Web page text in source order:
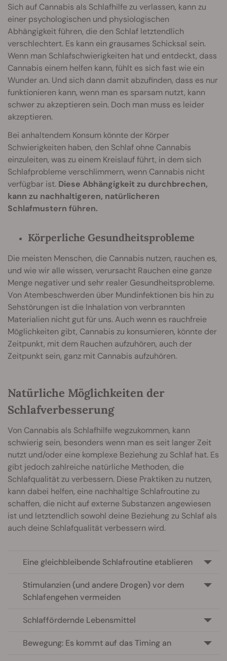
Sich auf Cannabis als Schlafhilfe zu verlassen, kann zu
einer psychologischen und physiologischen
Abhängigkeit führen, die den Schlaf letztendlich
verschlechtert. Es kann ein grausames Schicksal sein.
Wenn man Schlafschwierigkeiten hat und entdeckt, dass
Cannabis einem helfen kann, fühlt es sich fast wie ein
Wunder an. Und sich dann damit abzufinden, dass es nur
funktionieren kann, wenn man es sparsam nutzt, kann
schwer zu akzeptieren sein. Doch man muss es leider
akzeptieren.
Bei anhaltendem Konsum könnte der Körper
Schwierigkeiten haben, den Schlaf ohne Cannabis
einzuleiten, was zu einem Kreislauf führt, in dem sich
Schlafprobleme verschlimmern, wenn Cannabis nicht
verfügbar ist. Diese Abhängigkeit zu durchbrechen,
kann zu nachhaltigeren, natürlicheren
Schlafmustern führen.
Körperliche Gesundheitsprobleme
Die meisten Menschen, die Cannabis nutzen, rauchen es,
und wie wir alle wissen, verursacht Rauchen eine ganze
Menge negativer und sehr realer Gesundheitsprobleme.
Von Atembeschwerden über Mundinfektionen bis hin zu
Sehstörungen ist die Inhalation von verbrannten
Materialien nicht gut für uns. Auch wenn es rauchfreie
Möglichkeiten gibt, Cannabis zu konsumieren, könnte der
Zeitpunkt, mit dem Rauchen aufzuhören, auch der
Zeitpunkt sein, ganz mit Cannabis aufzuhören.
Natürliche Möglichkeiten der
Schlafverbesserung
Von Cannabis als Schlafhilfe wegzukommen, kann
schwierig sein, besonders wenn man es seit langer Zeit
nutzt und/oder eine komplexe Beziehung zu Schlaf hat. Es
gibt jedoch zahlreiche natürliche Methoden, die
Schlafqualität zu verbessern. Diese Praktiken zu nutzen,
kann dabei helfen, eine nachhaltige Schlafroutine zu
schaffen, die nicht auf externe Substanzen angewiesen
ist und letztendlich sowohl deine Beziehung zu Schlaf als
auch deine Schlafqualität verbessern wird.
Eine gleichbleibende Schlafroutine etablieren
Stimulanzien (und andere Drogen) vor dem
Schlafengehen vermeiden
Schlaffördernde Lebensmittel
Bewegung: Es kommt auf das Timing an